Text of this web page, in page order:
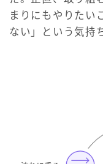
まりにもやりたい
ない」という気持